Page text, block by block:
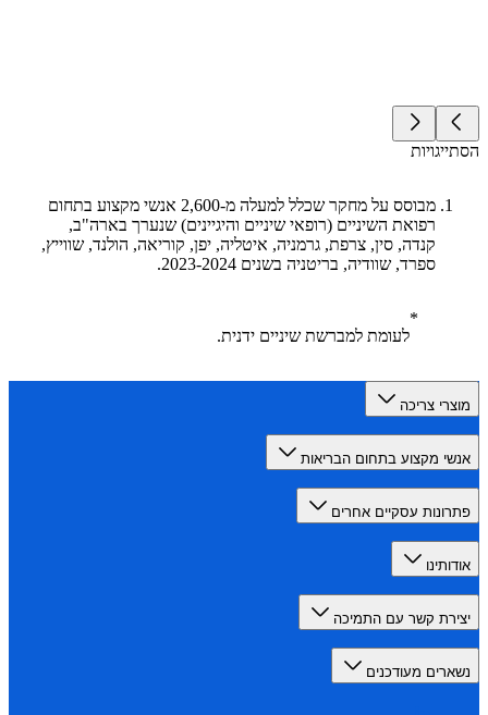
מבוסס על מחקר שכלל למעלה מ-2,600 אנשי מקצוע בתחום
רפואת השיניים (רופאי שיניים והיגיינים) שנערך בארה"ב,
קנדה, סין, צרפת, גרמניה, איטליה, יפן, קוריאה, הולנד, שווייץ,
ספרד, שוודיה, בריטניה בשנים 2023-2024.
לעומת למברשת שיניים ידנית.
צריכה
מקצוע בתחום הבריאות
עסקיים אחרים
קשר עם התמיכה
מעודכנים